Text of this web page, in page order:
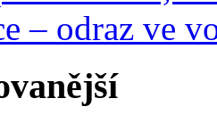
– odraz ve